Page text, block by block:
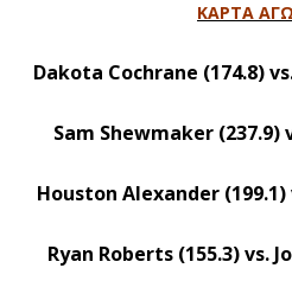
ΚΑΡΤΑ
Dakota Cochrane (174.8)
Sam Shewmaker (237.9)
Houston Alexander (199.1)
Ryan Roberts (155.3) vs.